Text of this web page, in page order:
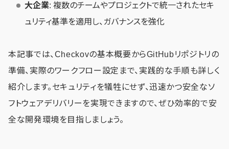
大企業: 複数のチームやプロジェクトで統一されたセキ
ュリティ基準を適用し、ガバナンスを強化
本記事では、Checkovの基本概要からGitHubリポジトリの
準備、実際のワークフロー設定まで、実践的な手順も詳しく
紹介します。セキュリティを犠牲にせず、迅速かつ安全なソ
フトウェアデリバリーを実現できますので、ぜひ効率的で安
全な開発環境を目指しましょう。